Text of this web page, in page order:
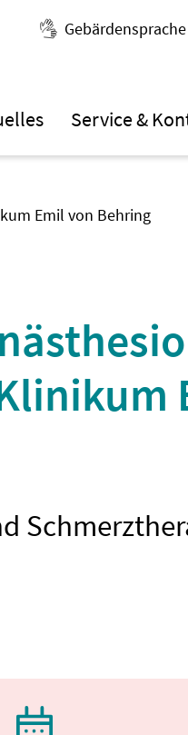
Gebärdensprache
Service &
Emil von Behring